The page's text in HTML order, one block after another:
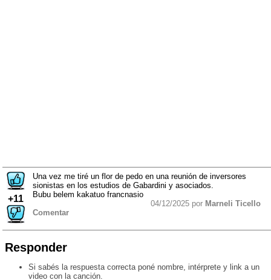
+11
Una vez me tiré un flor de pedo en una reunión de inversores
sionistas en los estudios de Gabardini y asociados.
Bubu belem kakatuo francnasio
04/12/2025 por Marneli Ticello
Comentar
Responder
Si sabés la respuesta correcta poné nombre, intérprete y link a un
video con la canción.